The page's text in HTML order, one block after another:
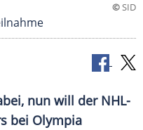
©SID
nun will der NHL-
bei Olympia